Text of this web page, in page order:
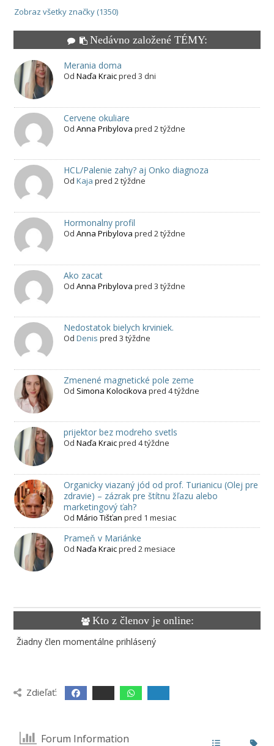
Zobraz všetky značky (1350)
Nedávno založené TÉMY:
Merania doma
Od Naďa Kraicpred 3 dni
Cervene okuliare
Od Anna Pribylova pred 2 týždne
HCL/Palenie zahy? aj Onko diagnoza
Od Kaja pred 2 týždne
Hormonalny profil
Od Anna Pribylova pred 2 týždne
Ako zacat
Od Anna Pribylova pred 3 týždne
Nedostatok bielych krviniek.
Od Denis pred 3 týždne
Zmenené magnetické pole zeme
Od Simona Kolocikova pred 4 týždne
prijektor bez modreho svetls
Od Naďa Kraicpred 4 týždne
Organicky viazaný jód od prof. Turianicu (Olej pre
zdravie) – zázrak pre štítnu žľazu alebo
marketingový ťah?
Od Mário Tišťan pred 1 mesiac
Prameň v Mariánke
Od Naďa Kraicpred 2 mesiace
Kto z členov je online:
Žiadny člen momentálne prihlásený
Zdieľať:
Forum Information